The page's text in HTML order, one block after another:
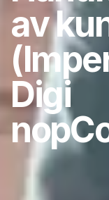
av
Digi